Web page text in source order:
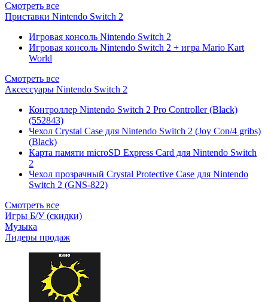
Смотреть все
Приставки Nintendo Switch 2
Игровая консоль Nintendo Switch 2
Игровая консоль Nintendo Switch 2 + игра Mario Kart
World
Смотреть все
Аксессуары Nintendo Switch 2
Контроллер Nintendo Switch 2 Pro Controller (Black)
(552843)
Чехол Сrystal Сase для Nintendo Switch 2 (Joy Con/4 gribs)
(Black)
Карта памяти microSD Express Card для Nintendo Switch
2
Чехол прозрачный Crystal Protective Case для Nintendo
Switch 2 (GNS-822)
Смотреть все
Игры Б/У (скидки)
Музыка
Лидеры продаж